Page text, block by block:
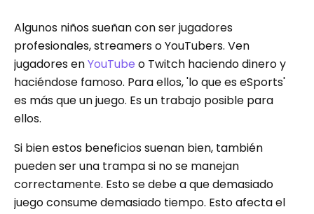
Algunos niños sueñan con ser jugadores
profesionales, streamers o YouTubers. Ven
jugadores enYouTube o Twitch haciendo dinero y
haciéndose famoso. Para ellos, 'lo que es eSports'
es más que un juego. Es un trabajo posible para
ellos.
Si bien estos beneficios suenan bien, también
pueden ser una trampa si no se manejan
correctamente. Esto se debe a que demasiado
juego consume demasiado tiempo. Esto afecta el